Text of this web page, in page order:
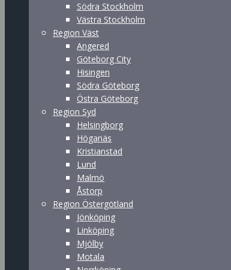
Södra Stockholm
Västra Stockholm
Region Väst
Angered
Göteborg City
Hisingen
Södra Göteborg
Östra Göteborg
Region Syd
Helsingborg
Höganäs
Kristianstad
Lund
Malmö
Åstorp
Region Östergötland
Jönköping
Linköping
Mjölby
Motala